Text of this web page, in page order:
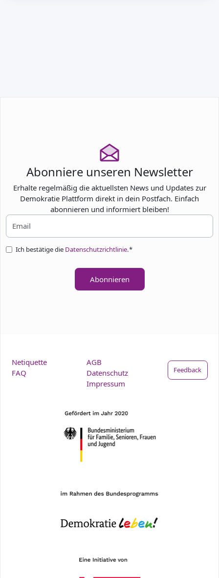
Abonniere unseren Newsletter
Erhalte regelmäßig die aktuellsten News und Updates zur
Demokratie Plattform direkt in dein Postfach. Einfach
abonnieren und informiert bleiben!
Ich bestätige die Datenschutzrichtlinie.*
Abonnieren
Netiquette
FAQ
AGB
Datenschutz
Impressum
Feedback